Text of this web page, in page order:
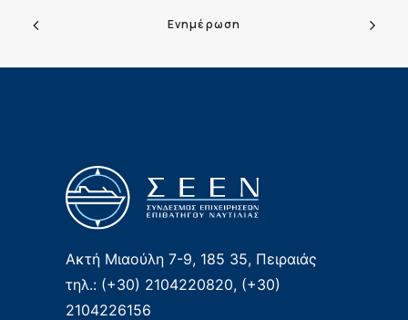
Ενημέρωση
Ακτή Μιαούλη 7-9, 185 35, Πειραιάς
τηλ.: (+30) 2104220820, (+30)
2104226156